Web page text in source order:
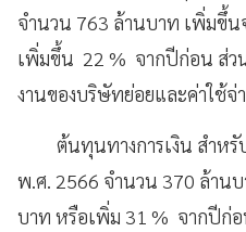
จำนวน 763 ล้านบาท เพิ่มขึ้
เพิ่มขึ้น 22 % จากปีก่อน ส่ว
งานของบริษัทย่อยและค่าใช้จ่
ต้นทุนทางการเงิน สำหรับ
พ.ศ. 2566 จำนวน 370 ล้าน
บาท หรือเพิ่ม 31 % จากปีก่